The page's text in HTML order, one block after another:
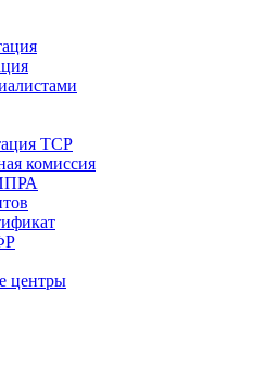
ТСР
комиссия
центры